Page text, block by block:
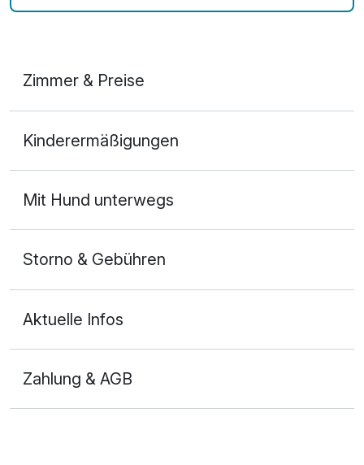
Zimmer & Preise
2 Erwachsene und 1 Kind
Kinderermäßigungen
Mit Hund unterwegs
Storno & Gebühren
Aktuelle Infos
Zahlung & AGB